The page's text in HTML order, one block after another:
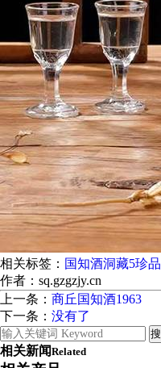
相关标签： 国知酒洞藏5珍品
作者：sq.gzgzjy.cn
上一条： 商丘国知酒1963
下一条： 没有了
相关新闻Related